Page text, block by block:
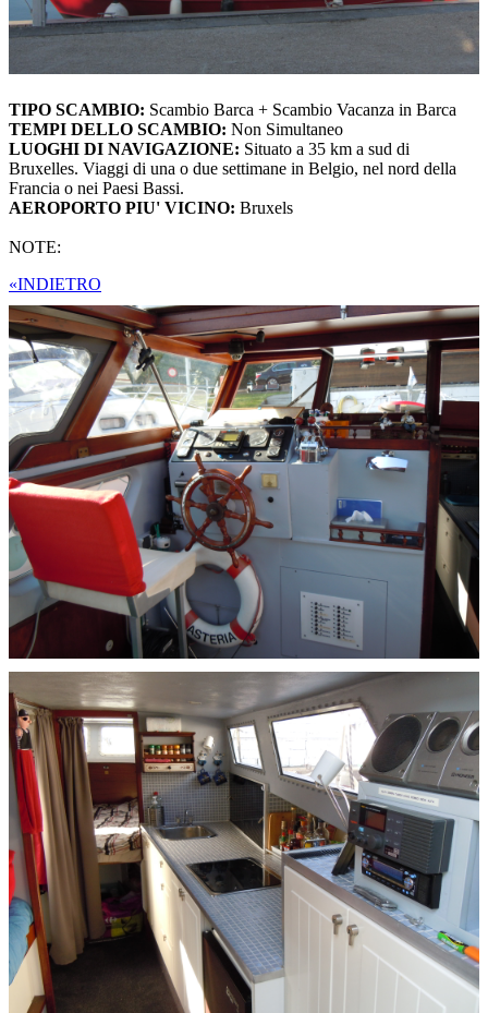
TIPO SCAMBIO: Scambio Barca + Scambio Vacanza in Barca
TEMPI DELLO SCAMBIO: Non Simultaneo
LUOGHI DI NAVIGAZIONE: Situato a 35 km a sud di
Bruxelles. Viaggi di una o due settimane in Belgio, nel nord della
Francia o nei Paesi Bassi.
AEROPORTO PIU' VICINO: Bruxels
NOTE:
«INDIETRO